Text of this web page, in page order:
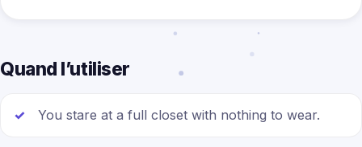
Quand l’utiliser
You stare at a full closet with nothing to wear.